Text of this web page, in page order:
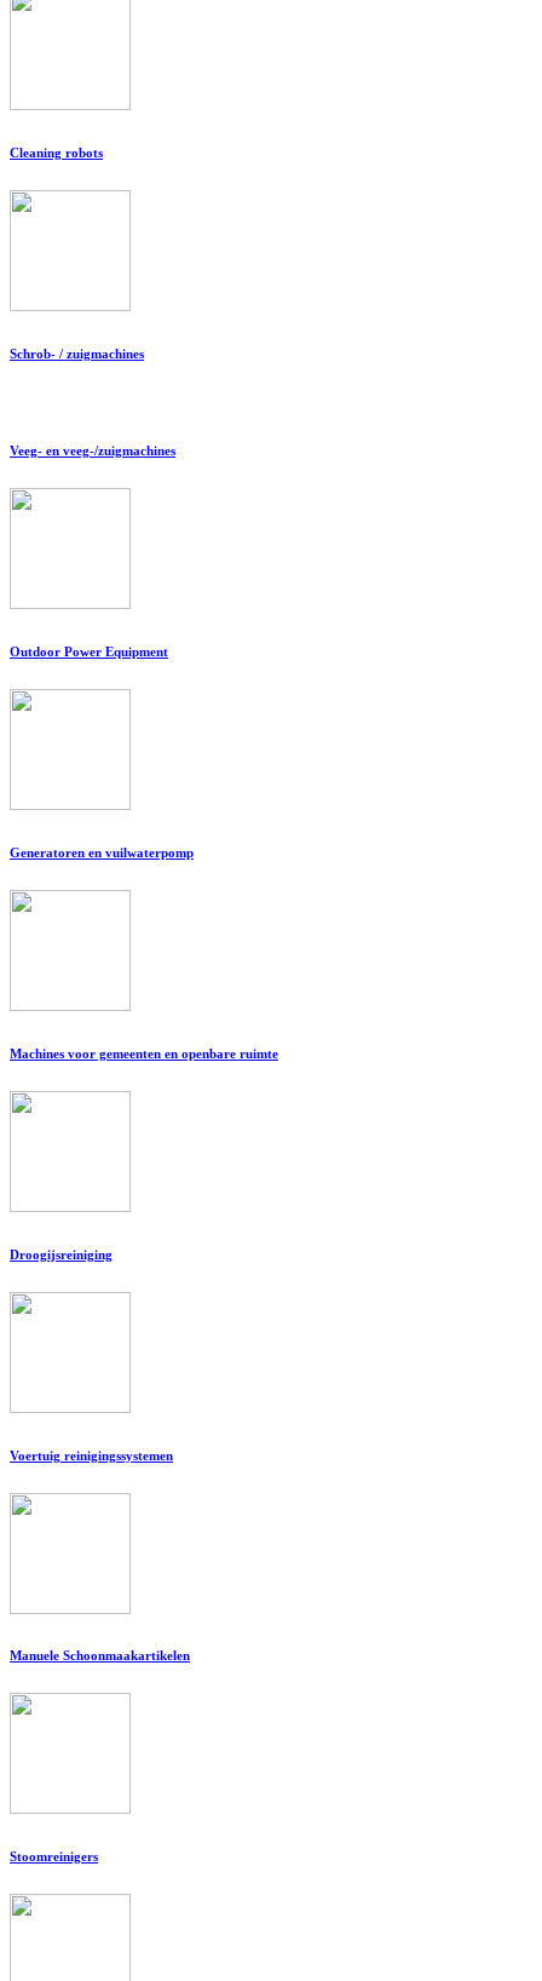
Cleaning robots
Schrob- / zuigmachines
Veeg- en veeg-/zuigmachines
Outdoor Power Equipment
Generatoren en vuilwaterpomp
Machines voor gemeenten en openbare ruimte
Droogijsreiniging
Voertuig reinigingssystemen
Manuele Schoonmaakartikelen
Stoomreinigers